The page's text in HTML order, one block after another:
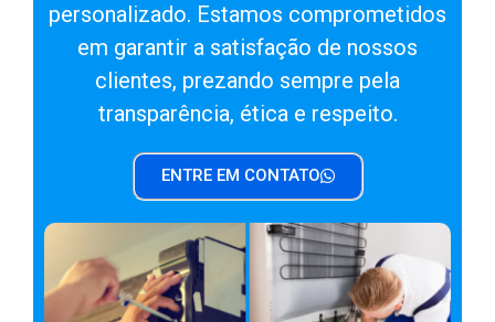
personalizado. Estamos comprometidos
em garantir a satisfação de nossos
clientes, prezando sempre pela
transparência, ética e respeito.
ENTRE EM CONTATO